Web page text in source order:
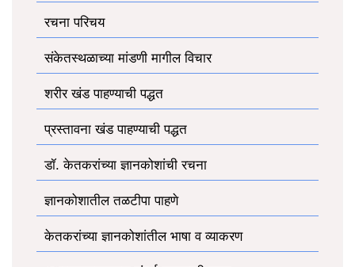
रचना परिचय
संकेतस्थळाच्या मांडणी मागील विचार
शरीर खंड पाहण्याची पद्धत
प्रस्तावना खंड पाहण्याची पद्धत
डॉ. केतकरांच्या ज्ञानकोशांची रचना
ज्ञानकोशातील तळटीपा पाहणे
केतकरांच्या ज्ञानकोशांतील भाषा व व्याकरण